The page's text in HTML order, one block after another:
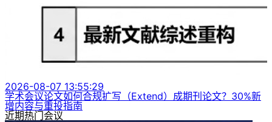
2026-08-07 13:55:29
学术会议论文如何合规扩写（Extend）成期刊论文？30%新
增内容与重投指南
近期热门会议